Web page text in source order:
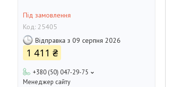
Під замовлення
Код: 25405
Відправка з 09 серпня 2026
1 411 ₴
+380 (50) 047-29-75
Менеджер сайту